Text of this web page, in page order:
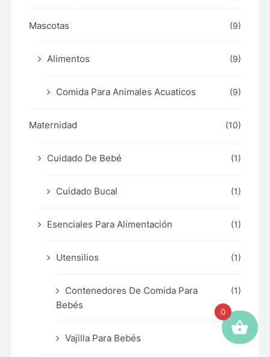
Mascotas (9)
Alimentos (9)
Comida Para Animales Acuaticos (9)
Maternidad (10)
Cuidado De Bebé (1)
Cuidado Bucal (1)
Esenciales Para Alimentación (1)
Utensilios (1)
Contenedores De Comida Para
Bebés
(1)
Vajilla Para Bebés
0